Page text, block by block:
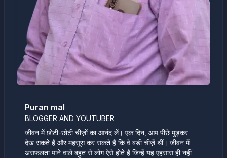
Puran mal
BLOGGER AND YOUTUBER
जीवन में छोटी-छोटी चीज़ों का आनंद लें। एक दिन, आप पीछे मुड़कर
देख सकते हैं और महसूस कर सकते हैं कि वे बड़ी चीज़ें थीं। जीवन में
असफलता पाने वाले बहुत से लोग ऐसे होते हैं जिन्हें यह एहसास ही नहीं